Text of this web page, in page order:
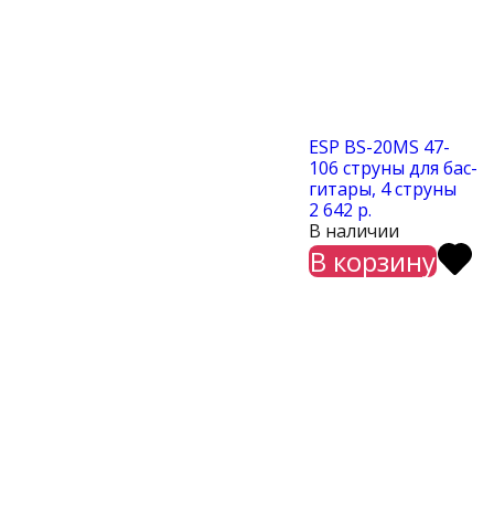
ESP BS-20MS 47-
106 струны для бас-
гитары, 4 струны
2 642 р.
В наличии
В корзину